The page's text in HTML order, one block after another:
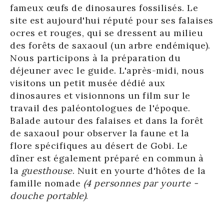
fameux œufs de dinosaures fossilisés. Le
site est aujourd'hui réputé pour ses falaises
ocres et rouges, qui se dressent au milieu
des forêts de saxaoul (un arbre endémique).
Nous participons à la préparation du
déjeuner avec le guide. L'après-midi, nous
visitons un petit musée dédié aux
dinosaures et visionnons un film sur le
travail des paléontologues de l'époque.
Balade autour des falaises et dans la forêt
de saxaoul pour observer la faune et la
flore spécifiques au désert de Gobi. Le
dîner est également préparé en commun à
la guesthouse. Nuit en yourte d'hôtes de la
famille nomade (4 personnes par yourte -
douche portable).